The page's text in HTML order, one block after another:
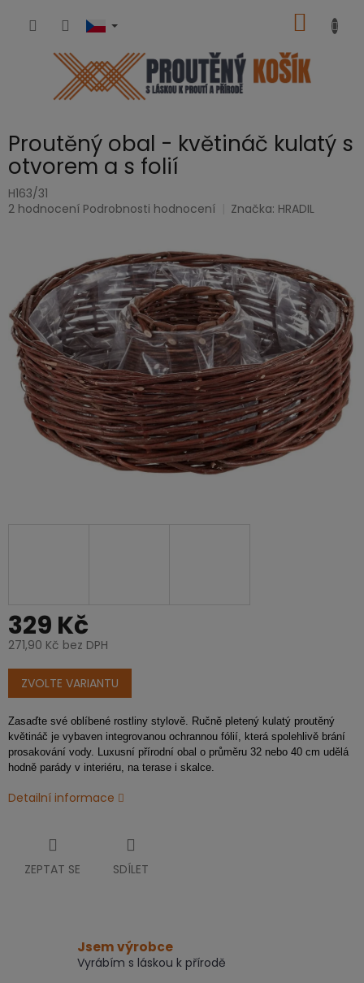
KOŠÍK
Proutěný obal - květináč kulatý s
otvorem a s folií
H163/31
Průměrné
hvězdiček.
2 hodnocení Podrobnosti hodnocení Značka: HRADIL
329 Kč
271,90 Kč bez DPH
Měrná
cena:
ZVOLTE VARIANTU
Zasaďte své oblíbené rostliny stylově. Ručně pletený kulatý proutěný
květináč je vybaven integrovanou ochrannou fólií, která spolehlivě brání
prosakování vody. Luxusní přírodní obal o průměru 32 nebo 40 cm udělá
hodně parády v interiéru, na terase i skalce.
Detailní informace
ZEPTAT SE SDÍLET
Jsem výrobce
Vyrábím s láskou k přírodě